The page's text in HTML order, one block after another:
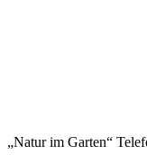
„Natur im Garten“